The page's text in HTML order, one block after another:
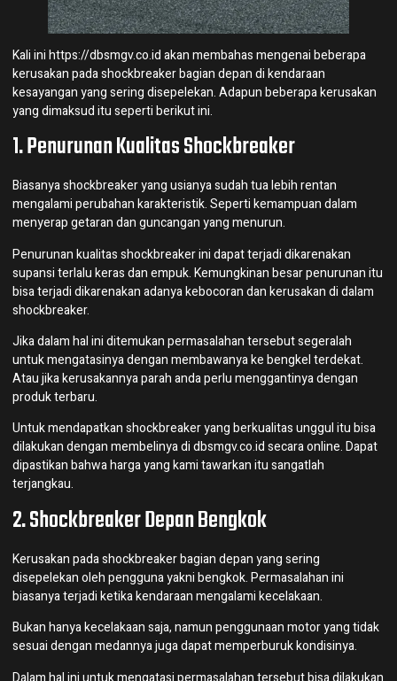
Kali inihttps://dbsmgv.co.idakan membahas mengenai beberapa
kerusakan pada shockbreaker bagian depan di kendaraan
kesayangan yang sering disepelekan. Adapun beberapa kerusakan
yang dimaksud itu seperti berikut ini.
1. Penurunan Kualitas Shockbreaker
Biasanya shockbreaker yang usianya sudah tua lebih rentan
mengalami perubahan karakteristik. Seperti kemampuan dalam
menyerap getaran dan guncangan yang menurun.
Penurunan kualitas shockbreaker ini dapat terjadi dikarenakan
supansi terlalu keras dan empuk. Kemungkinan besar penurunan itu
bisa terjadi dikarenakan adanya kebocoran dan kerusakan di dalam
shockbreaker.
Jika dalam hal ini ditemukan permasalahan tersebut segeralah
untuk mengatasinya dengan membawanya ke bengkel terdekat.
Atau jika kerusakannya parah anda perlu menggantinya dengan
produk terbaru.
Untuk mendapatkan shockbreaker yang berkualitas unggul itu bisa
dilakukan dengan membelinya didbsmgv.co.idsecara online. Dapat
dipastikan bahwa harga yang kami tawarkan itu sangatlah
terjangkau.
2. Shockbreaker Depan Bengkok
Kerusakan pada shockbreaker bagian depan yang sering
disepelekan oleh pengguna yakni bengkok. Permasalahan ini
biasanya terjadi ketika kendaraan mengalami kecelakaan.
Bukan hanya kecelakaan saja, namun penggunaan motor yang tidak
sesuai dengan medannya juga dapat memperburuk kondisinya.